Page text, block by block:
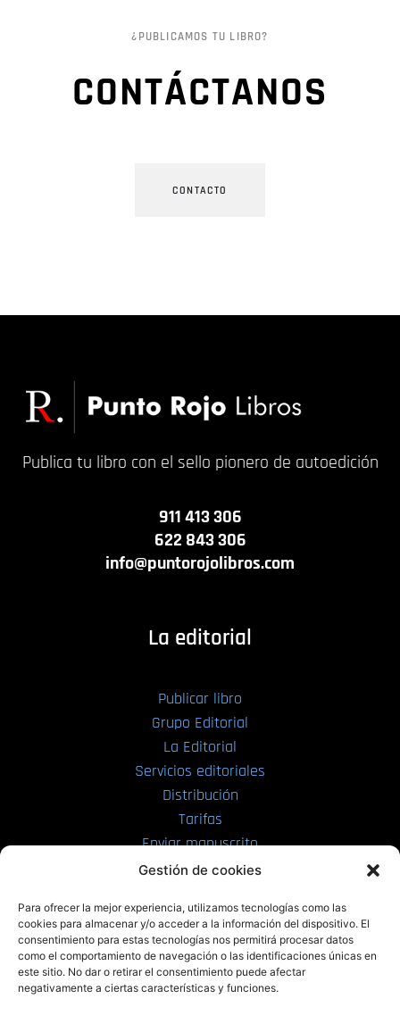
Gestión de cookies
Para ofrecer la mejor experiencia, utilizamos tecnologías como las
cookies para almacenar y/o acceder a la información del dispositivo. El
consentimiento para estas tecnologías nos permitirá procesar datos
como el comportamiento de navegación o las identificaciones únicas en
este sitio. No dar o retirar el consentimiento puede afectar
negativamente a ciertas características y funciones.
¿PUBLICAMOS TU LIBRO?
CONTÁCTANOS
CONTACTO
Publica tu libro con el sello pionero de autoedición
911 413 306
622 843 306
info@puntorojolibros.com
La editorial
Publicar libro
Grupo Editorial
La Editorial
Servicios editoriales
Distribución
Tarifas
Enviar manuscrito
PRL | Media
PRL | Films
PRL | Play
PRL | LAB